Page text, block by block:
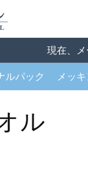
現在、
ルパック メッ
ル